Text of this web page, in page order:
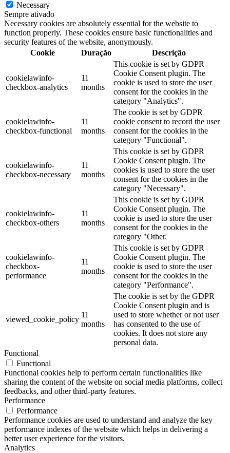
Necessary
Sempre ativado
Necessary cookies are absolutely essential for the website to
function properly. These cookies ensure basic functionalities and
security features of the website, anonymously.
Cookie
Duração Descrição
cookielawinfo-
checkbox-analytics
11
months
This cookie is set by GDPR
Cookie Consent plugin. The
cookie is used to store the user
consent for the cookies in the
category "Analytics".
cookielawinfo-
checkbox-functional
11
months
The cookie is set by GDPR
cookie consent to record the user
consent for the cookies in the
category "Functional".
cookielawinfo-
checkbox-necessary
11
months
This cookie is set by GDPR
Cookie Consent plugin. The
cookies is used to store the user
consent for the cookies in the
category "Necessary".
cookielawinfo-
checkbox-others
11
months
This cookie is set by GDPR
Cookie Consent plugin. The
cookie is used to store the user
consent for the cookies in the
category "Other.
cookielawinfo-
checkbox-
performance
11
months
This cookie is set by GDPR
Cookie Consent plugin. The
cookie is used to store the user
consent for the cookies in the
category "Performance".
viewed_cookie_policy
11
months
The cookie is set by the GDPR
Cookie Consent plugin and is
used to store whether or not user
has consented to the use of
cookies. It does not store any
personal data.
Functional
Functional
Functional cookies help to perform certain functionalities like
sharing the content of the website on social media platforms, collect
feedbacks, and other third-party features.
Performance
Performance
Performance cookies are used to understand and analyze the key
performance indexes of the website which helps in delivering a
better user experience for the visitors.
Analytics